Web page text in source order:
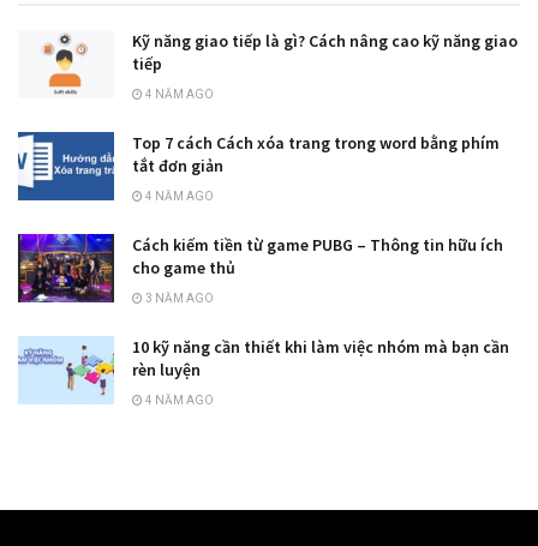
Kỹ năng giao tiếp là gì? Cách nâng cao kỹ năng giao
tiếp
4 NĂM AGO
Top 7 cách Cách xóa trang trong word bằng phím
tắt đơn giản
4 NĂM AGO
Cách kiếm tiền từ game PUBG – Thông tin hữu ích
cho game thủ
3 NĂM AGO
10 kỹ năng cần thiết khi làm việc nhóm mà bạn cần
rèn luyện
4 NĂM AGO